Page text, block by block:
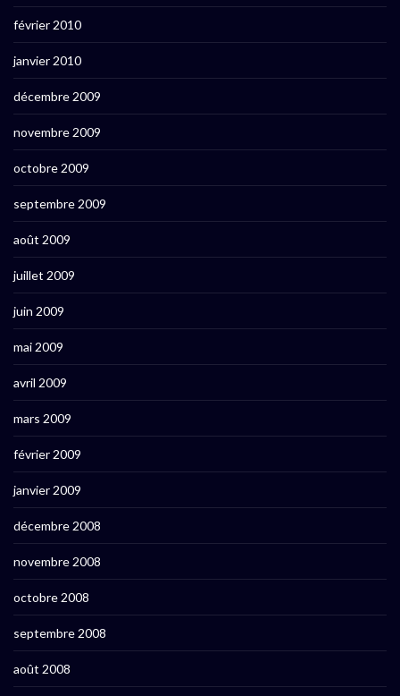
février 2010
janvier 2010
décembre 2009
novembre 2009
octobre 2009
septembre 2009
août 2009
juillet 2009
juin 2009
mai 2009
avril 2009
mars 2009
février 2009
janvier 2009
décembre 2008
novembre 2008
octobre 2008
septembre 2008
août 2008